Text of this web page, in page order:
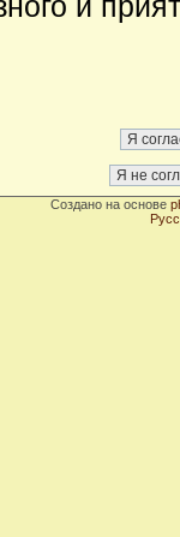
Создано на основе